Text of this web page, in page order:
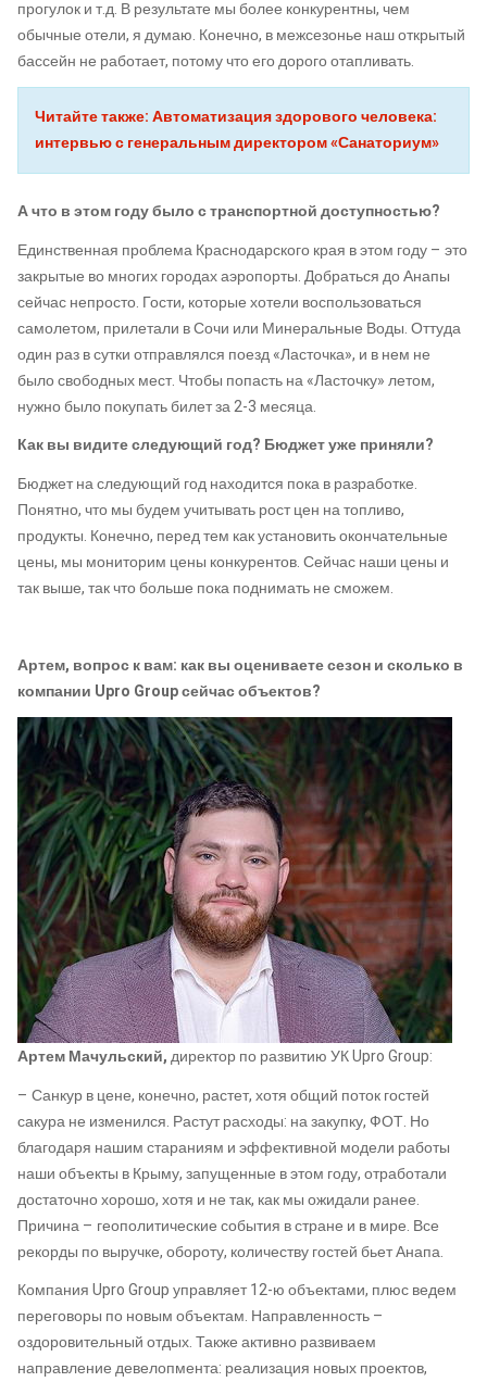
прогулок и т.д. В результате мы более конкурентны, чем
обычные отели, я думаю. Конечно, в межсезонье наш открытый
бассейн не работает, потому что его дорого отапливать.
Читайте также: Автоматизация здорового человека:
интервью с генеральным директором «Санаториум»
А что в этом году было с транспортной доступностью?
Единственная проблема Краснодарского края в этом году – это
закрытые во многих городах аэропорты. Добраться до Анапы
сейчас непросто. Гости, которые хотели воспользоваться
самолетом, прилетали в Сочи или Минеральные Воды. Оттуда
один раз в сутки отправлялся поезд «Ласточка», и в нем не
было свободных мест. Чтобы попасть на «Ласточку» летом,
нужно было покупать билет за 2-3 месяца.
Как вы видите следующий год? Бюджет уже приняли?
Бюджет на следующий год находится пока в разработке.
Понятно, что мы будем учитывать рост цен на топливо,
продукты. Конечно, перед тем как установить окончательные
цены, мы мониторим цены конкурентов. Сейчас наши цены и
так выше, так что больше пока поднимать не сможем.
Артем, вопрос к вам: как вы оцениваете сезон исколько в
компании Upro Group сейчас объектов?
Артем Мачульский,директор по развитию УК Upro Group:
– Санкур в цене, конечно, растет, хотя общий поток гостей
сакура не изменился. Растут расходы: на закупку, ФОТ. Но
благодаря нашим стараниям и эффективной модели работы
наши объекты в Крыму, запущенные в этом году, отработали
достаточно хорошо, хотя и не так, как мы ожидали ранее.
Причина – геополитические события в стране и в мире. Все
рекорды по выручке, обороту, количеству гостей бьет Анапа.
Компания Upro Group управляет 12-ю объектами, плюс ведем
переговоры по новым объектам. Направленность –
оздоровительный отдых. Также активно развиваем
направление девелопмента: реализация новых проектов,